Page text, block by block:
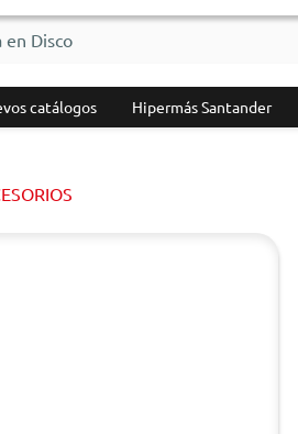
catálogos Hipermás Santander